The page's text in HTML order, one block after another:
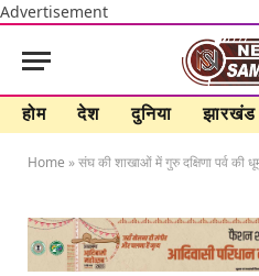
Advertisement
होम देश दुनिया झारखंड
Home »संघ की शाखाओं में गुरु दक्षिणा पर्व की